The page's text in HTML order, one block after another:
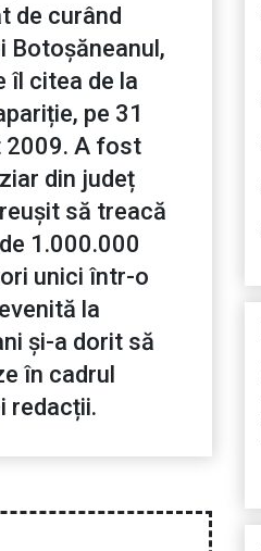
de curând
Botoșăneanul,
îl citea de la
pe 31
2009. A fost
din județ
să treacă
1.000.000
unici într-o
la
și-a dorit să
în cadrul
redacții.